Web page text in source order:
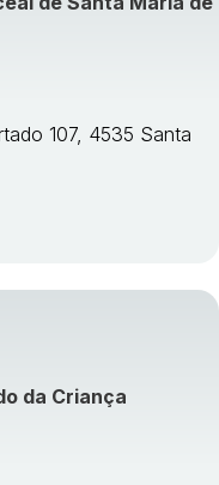
107, 4535 Santa
da Criança